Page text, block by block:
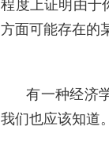
程度上证明由于
方面可能存在的
有一种经济
我们也应该知道。